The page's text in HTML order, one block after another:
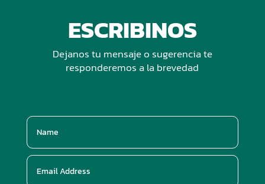
ESCRIBINOS
Dejanos tu mensaje o sugerencia te
responderemos a la brevedad